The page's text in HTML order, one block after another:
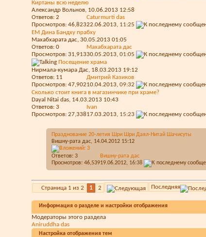
Киртаны всю неделю
Александр Вольнов, 10.06.2013 12:58
Ответов: 2
Просмотров: 46,823
Caturmurti das
22.06.2013, 11:25
ЕМ Дина Бандху прабху
Махабхарата дас, 30.05.2013 01:05
Ответов: 0
Просмотров: 31,913
Махабхарата дас
30.05.2013, 01:05
Посещение храма
Нирмала-кумара Дас, 18.03.2013 19:12
Ответов: 11
Просмотров: 47,902
Дмитрий Казиков
10.04.2013, 09:32
Сколько стоит книга в магазинчике при храме?
Dayal Nitai das, 14.03.2013 10:43
Ответов: 3
Просмотров: 27,338
Ivan
17.03.2013, 15:23
Празднование 20-летия Шри Шри Даял-Нитай Шачисуты
Вишну-рата дас, 14.04.2012 15:12
Ответов: 3
Просмотров: 46,539
Вишну-рата дас
19.06.2012, 16:38
Страница 1 из 2 1 2 Последняя
Информация о разделе и настройки отображения
Модераторы этого раздела
Aniruddha das
Настройка отображения тем